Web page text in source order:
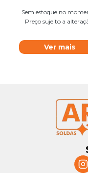
Sem estoque no
Preço sujeito a
Ver mais